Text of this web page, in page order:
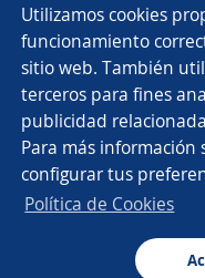
Utilizamos cookies
funcionamiento
sitio web. También
terceros para fines
publicidad
Para más información
configurar tus
Política de Cookies
Técnico/a
Operario/a de producción
Soldador/a mig
Técnico/a químico
Buscar
CT App
Navegador